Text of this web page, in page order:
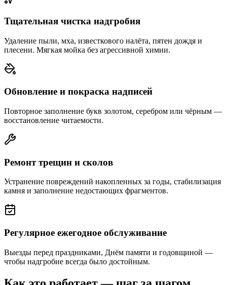
Тщательная чистка надгробия
Удаление пыли, мха, известкового налёта, пятен дождя и
плесени. Мягкая мойка без агрессивной химии.
Обновление и покраска надписей
Повторное заполнение букв золотом, серебром или чёрным —
восстановление читаемости.
Ремонт трещин и сколов
Устранение повреждений накопленных за годы, стабилизация
камня и заполнение недостающих фрагментов.
Регулярное ежегодное обслуживание
Выезды перед праздниками, Днём памяти и годовщиной —
чтобы надгробие всегда было достойным.